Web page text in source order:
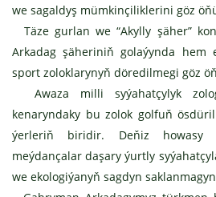
we sagaldyş mümkinçiliklerini göz
Täze gurlan we “Akylly şäher”
Arkadag şäheriniň golaýynda hem
sport zoloklarynyň döredilmegi göz
Awaza milli syýahatçylyk
kenaryndaky bu zolok golfuň
ýerleriň biridir. Deňiz howasy
meýdançalar daşary ýurtly
we ekologiýanyň sagdyn